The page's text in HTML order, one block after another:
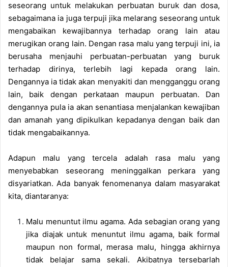
seseorang untuk melakukan perbuatan buruk dan dosa,
sebagaimana ia juga terpuji jika melarang seseorang untuk
mengabaikan kewajibannya terhadap orang lain atau
merugikan orang lain. Dengan rasa malu yang terpuji ini, ia
berusaha menjauhi perbuatan-perbuatan yang buruk
terhadap dirinya, terlebih lagi kepada orang lain.
Dengannya ia tidak akan menyakiti dan mengganggu orang
lain, baik dengan perkataan maupun perbuatan. Dan
dengannya pula ia akan senantiasa menjalankan kewajiban
dan amanah yang dipikulkan kepadanya dengan baik dan
tidak mengabaikannya.
Adapun malu yang tercela adalah rasa malu yang
menyebabkan seseorang meninggalkan perkara yang
disyariatkan. Ada banyak fenomenanya dalam masyarakat
kita, diantaranya:
Malu menuntut ilmu agama. Ada sebagian orang yang
jika diajak untuk menuntut ilmu agama, baik formal
maupun non formal, merasa malu, hingga akhirnya
tidak belajar sama sekali. Akibatnya tersebarlah